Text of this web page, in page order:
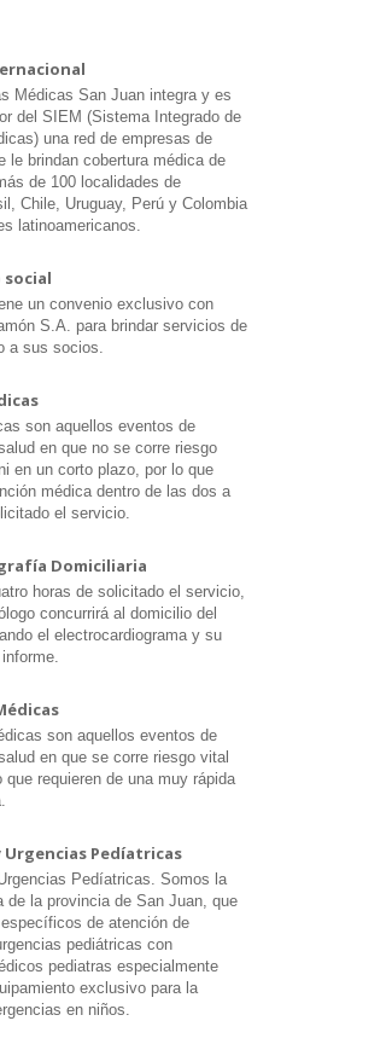
Médicas San Juan integra y es
del SIEM (Sistema Integrado de
una red de empresas de
le brindan cobertura médica de
de 100 localidades de
Chile, Uruguay, Perú y Colombia
latinoamericanos.
social
un convenio exclusivo con
S.A. para brindar servicios de
a sus socios.
son aquellos eventos de
en que no se corre riesgo
en un corto plazo, por lo que
médica dentro de las dos a
el servicio.
Domiciliaria
horas de solicitado el servicio,
concurrirá al domicilio del
el electrocardiograma y su
son aquellos eventos de
en que se corre riesgo vital
que requieren de una muy rápida
Urgencias Pedíatricas
Pedíatricas. Somos la
de la provincia de San Juan, que
de atención de
pediátricas con
pediatras especialmente
exclusivo para la
en niños.